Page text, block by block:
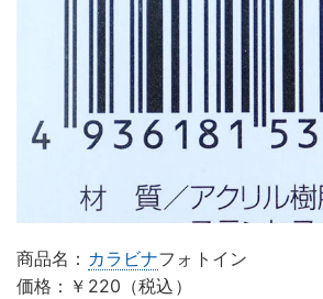
商品名： カラビナフォトイン
価格：￥220（税込）